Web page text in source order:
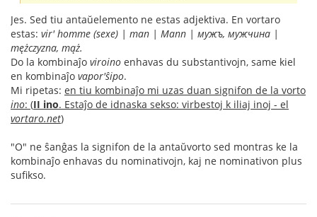
Jes. Sed tiu antaŭelemento ne estas adjektiva. En vortaro
estas: vir' homme (sexe) | man | Mann | мужъ, мужчина |
mężczyzna, mąż.
Do la kombinaĵo viroino enhavas du substantivojn, same kiel
en kombinaĵo vapor'ŝipo.
Mi ripetas: en tiu kombinaĵo mi uzas duan signifon de la vorto
ino: (II ino. Estaĵo de idnaska sekso: virbestoj k iliaj inoj - el
vortaro.net)
"O" ne ŝanĝas la signifon de la antaŭvorto sed montras ke la
kombinaĵo enhavas du nominativojn, kaj ne nominativon plus
sufikso.